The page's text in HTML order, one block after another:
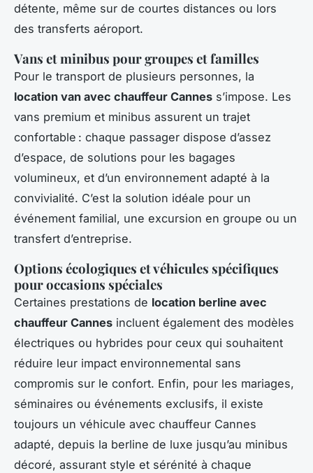
détente, même sur de courtes distances ou lors
des transferts aéroport.
Vans et minibus pour groupes et familles
Pour le transport de plusieurs personnes, la
location van avec chauffeur Cannes s’impose. Les
vans premium et minibus assurent un trajet
confortable : chaque passager dispose d’assez
d’espace, de solutions pour les bagages
volumineux, et d’un environnement adapté à la
convivialité. C’est la solution idéale pour un
événement familial, une excursion en groupe ou un
transfert d’entreprise.
Options écologiques et véhicules spécifiques
pour occasions spéciales
Certaines prestations de location berline avec
chauffeur Cannes incluent également des modèles
électriques ou hybrides pour ceux qui souhaitent
réduire leur impact environnemental sans
compromis sur le confort. Enfin, pour les mariages,
séminaires ou événements exclusifs, il existe
toujours un véhicule avec chauffeur Cannes
adapté, depuis la berline de luxe jusqu’au minibus
décoré, assurant style et sérénité à chaque